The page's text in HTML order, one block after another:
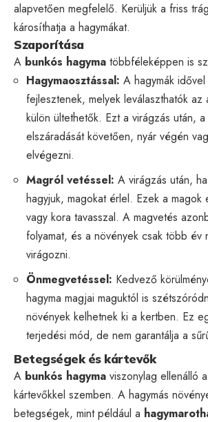
alapvetően megfelelő. Kerüljük a friss
károsíthatja a hagymákat.
Szaporítása
A bunkós hagyma többféleképpen is
Hagymaosztással: A hagymák idővel
fejlesztenek, melyek leválaszthatók az
külön ültethetők. Ezt a virágzás után,
elszáradását követően, nyár végén
elvégezni.
Magról vetéssel: A virágzás után,
hagyjuk, magokat érlel. Ezek a magok
vagy kora tavasszal. A magvetés
folyamat, és a növények csak több év
virágozni.
Önmegvetéssel: Kedvező
hagyma magjai maguktól is
növények kelhetnek ki a kertben. Ez
terjedési mód, de nem garantálja a
Betegségek és kártevők
A bunkós hagyma viszonylag ellenálló
kártevőkkel szemben. A hagymás
betegségek, mint például a